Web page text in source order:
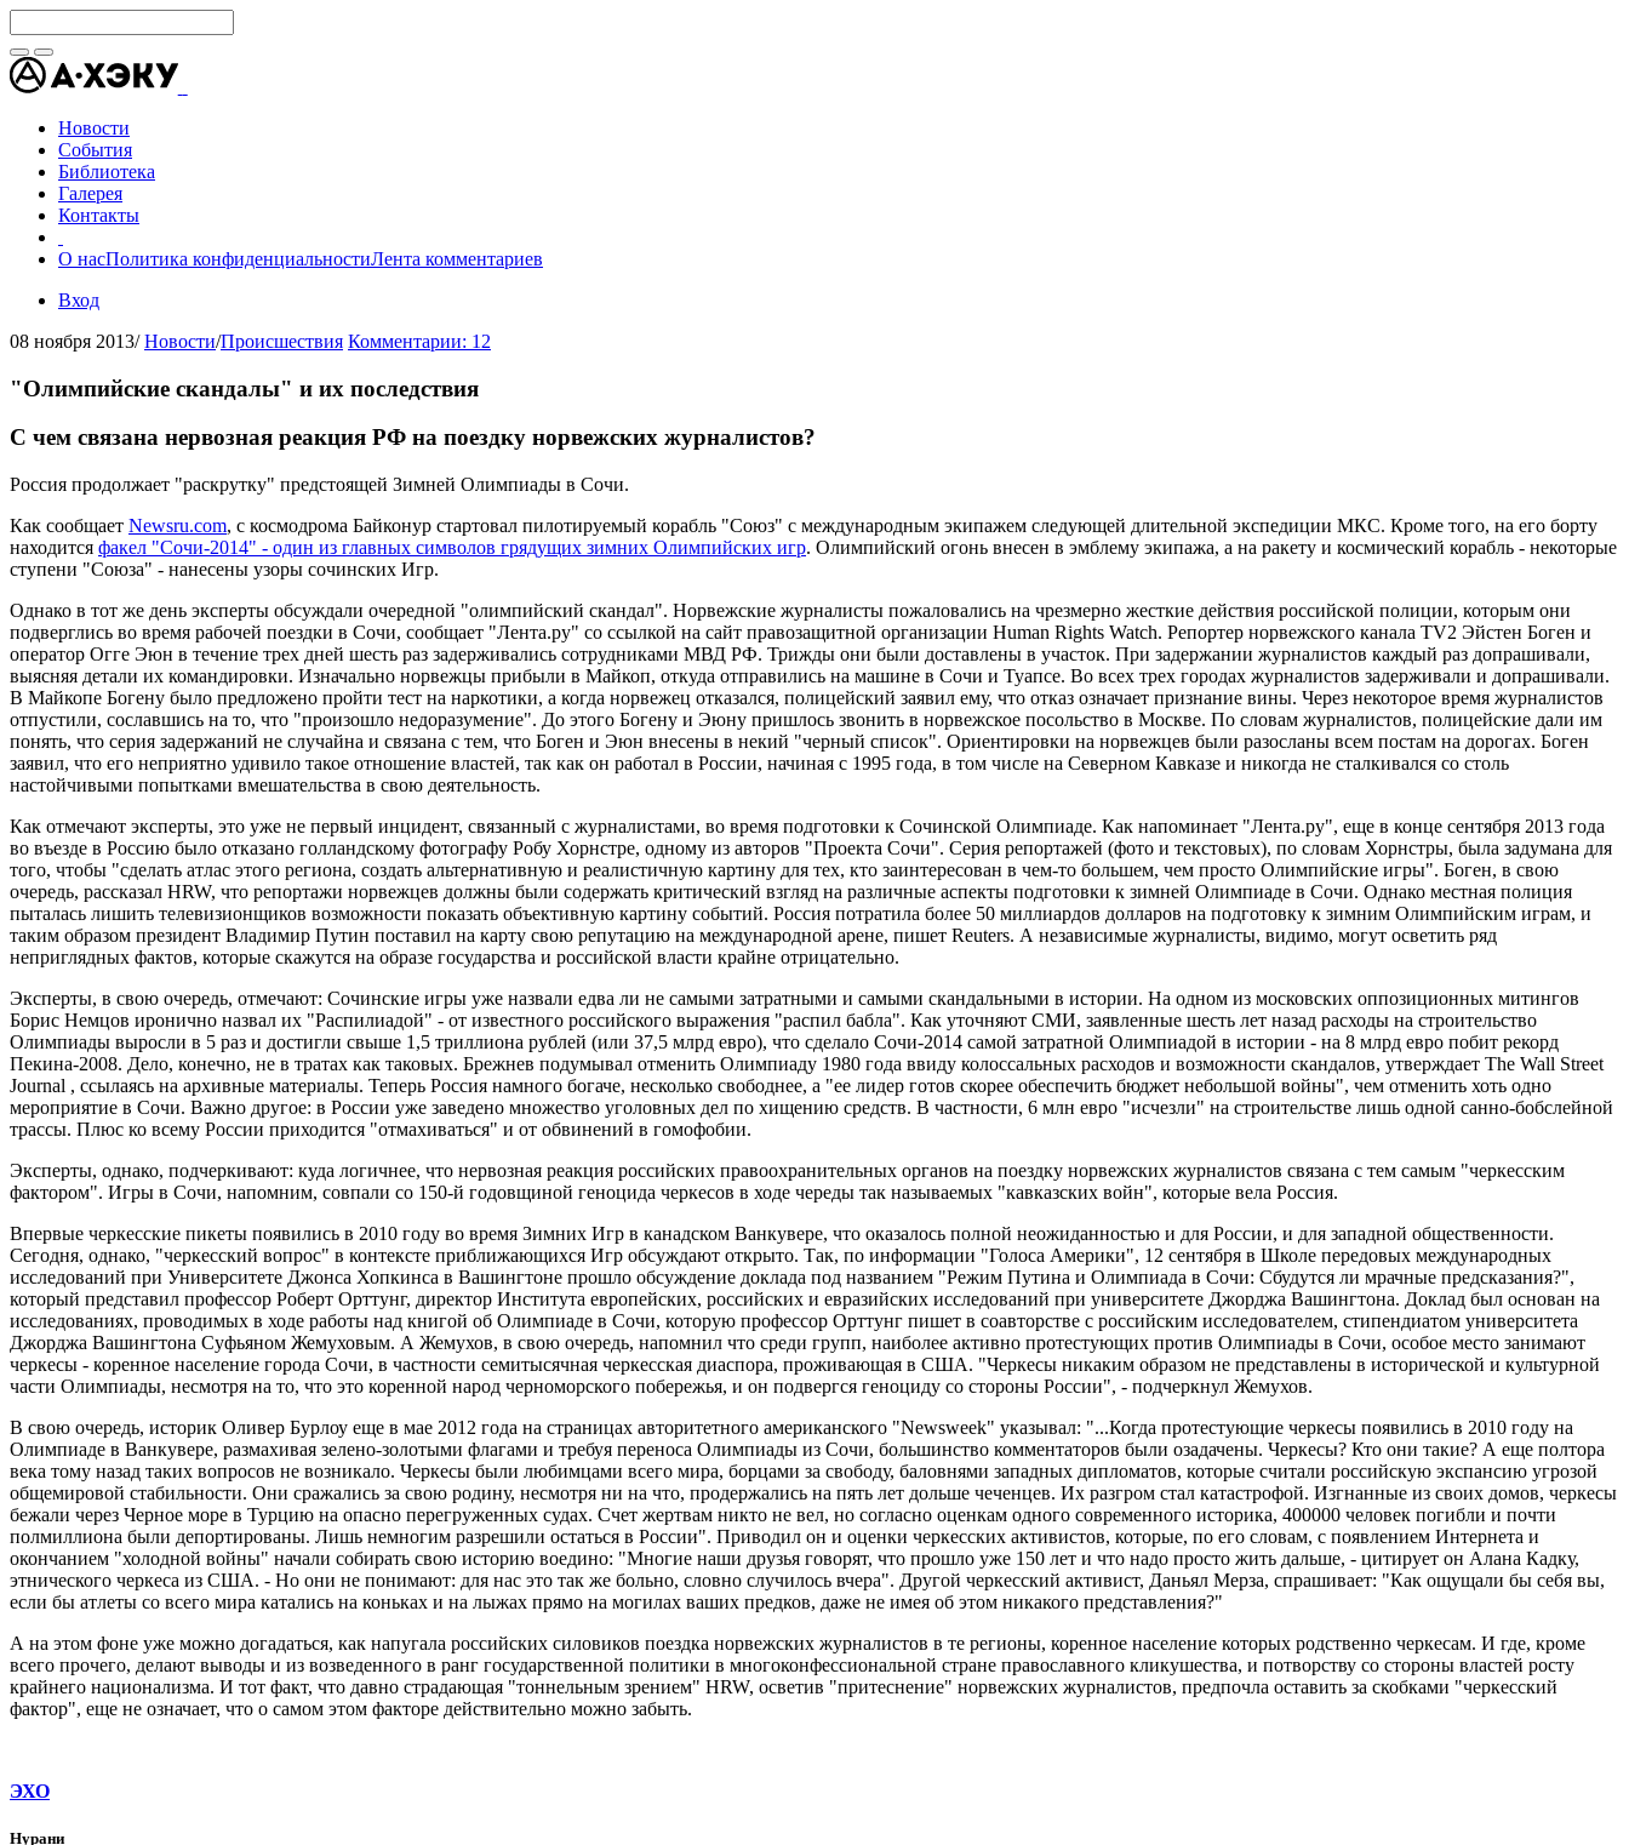
Новости
События
Библиотека
Галерея
Контакты
О насПолитика конфиденциальностиЛента комментариев
Вход
08 ноября 2013/ Новости/Происшествия Комментарии: 12
"Олимпийские скандалы" и их последствия
С чем связана нервозная реакция РФ на поездку норвежских журналистов?
Россия продолжает "раскрутку" предстоящей Зимней Олимпиады в Сочи.
Как сообщает Newsru.com, с космодрома Байконур стартовал пилотируемый корабль "Союз" с международным экипажем следующей длительной экспедиции МКС. Кроме того, на его борту
находится факел "Сочи-2014" - один из главных символов грядущих зимних Олимпийских игр. Олимпийский огонь внесен в эмблему экипажа, а на ракету и космический корабль - некоторые
ступени "Союза" - нанесены узоры сочинских Игр.
Однако в тот же день эксперты обсуждали очередной "олимпийский скандал". Норвежские журналисты пожаловались на чрезмерно жесткие действия российской полиции, которым они
подверглись во время рабочей поездки в Сочи, сообщает "Лента.ру" со ссылкой на сайт правозащитной организации Human Rights Watch. Репортер норвежского канала TV2 Эйстен Боген и
оператор Огге Эюн в течение трех дней шесть раз задерживались сотрудниками МВД РФ. Трижды они были доставлены в участок. При задержании журналистов каждый раз допрашивали,
выясняя детали их командировки. Изначально норвежцы прибыли в Майкоп, откуда отправились на машине в Сочи и Туапсе. Во всех трех городах журналистов задерживали и допрашивали.
В Майкопе Богену было предложено пройти тест на наркотики, а когда норвежец отказался, полицейский заявил ему, что отказ означает признание вины. Через некоторое время журналистов
отпустили, сославшись на то, что "произошло недоразумение". До этого Богену и Эюну пришлось звонить в норвежское посольство в Москве. По словам журналистов, полицейские дали им
понять, что серия задержаний не случайна и связана с тем, что Боген и Эюн внесены в некий "черный список". Ориентировки на норвежцев были разосланы всем постам на дорогах. Боген
заявил, что его неприятно удивило такое отношение властей, так как он работал в России, начиная с 1995 года, в том числе на Северном Кавказе и никогда не сталкивался со столь
настойчивыми попытками вмешательства в свою деятельность.
Как отмечают эксперты, это уже не первый инцидент, связанный с журналистами, во время подготовки к Сочинской Олимпиаде. Как напоминает "Лента.ру", еще в конце сентября 2013 года
во въезде в Россию было отказано голландскому фотографу Робу Хорнстре, одному из авторов "Проекта Сочи". Серия репортажей (фото и текстовых), по словам Хорнстры, была задумана для
того, чтобы "сделать атлас этого региона, создать альтернативную и реалистичную картину для тех, кто заинтересован в чем-то большем, чем просто Олимпийские игры". Боген, в свою
очередь, рассказал HRW, что репортажи норвежцев должны были содержать критический взгляд на различные аспекты подготовки к зимней Олимпиаде в Сочи. Однако местная полиция
пыталась лишить телевизионщиков возможности показать объективную картину событий. Россия потратила более 50 миллиардов долларов на подготовку к зимним Олимпийским играм, и
таким образом президент Владимир Путин поставил на карту свою репутацию на международной арене, пишет Reuters. А независимые журналисты, видимо, могут осветить ряд
неприглядных фактов, которые скажутся на образе государства и российской власти крайне отрицательно.
Эксперты, в свою очередь, отмечают: Сочинские игры уже назвали едва ли не самыми затратными и самыми скандальными в истории. На одном из московских оппозиционных митингов
Борис Немцов иронично назвал их "Распилиадой" - от известного российского выражения "распил бабла". Как уточняют СМИ, заявленные шесть лет назад расходы на строительство
Олимпиады выросли в 5 раз и достигли свыше 1,5 триллиона рублей (или 37,5 млрд евро), что сделало Сочи-2014 самой затратной Олимпиадой в истории - на 8 млрд евро побит рекорд
Пекина-2008. Дело, конечно, не в тратах как таковых. Брежнев подумывал отменить Олимпиаду 1980 года ввиду колоссальных расходов и возможности скандалов, утверждает The Wall Street
Journal , ссылаясь на архивные материалы. Теперь Россия намного богаче, несколько свободнее, а "ее лидер готов скорее обеспечить бюджет небольшой войны", чем отменить хоть одно
мероприятие в Сочи. Важно другое: в России уже заведено множество уголовных дел по хищению средств. В частности, 6 млн евро "исчезли" на строительстве лишь одной санно-бобслейной
трассы. Плюс ко всему России приходится "отмахиваться" и от обвинений в гомофобии.
Эксперты, однако, подчеркивают: куда логичнее, что нервозная реакция российских правоохранительных органов на поездку норвежских журналистов связана с тем самым "черкесским
фактором". Игры в Сочи, напомним, совпали со 150-й годовщиной геноцида черкесов в ходе череды так называемых "кавказских войн", которые вела Россия.
Впервые черкесские пикеты появились в 2010 году во время Зимних Игр в канадском Ванкувере, что оказалось полной неожиданностью и для России, и для западной общественности.
Сегодня, однако, "черкесский вопрос" в контексте приближающихся Игр обсуждают открыто. Так, по информации "Голоса Америки", 12 сентября в Школе передовых международных
исследований при Университете Джонса Хопкинса в Вашингтоне прошло обсуждение доклада под названием "Режим Путина и Олимпиада в Сочи: Сбудутся ли мрачные предсказания?",
который представил профессор Роберт Орттунг, директор Института европейских, российских и евразийских исследований при университете Джорджа Вашингтона. Доклад был основан на
исследованиях, проводимых в ходе работы над книгой об Олимпиаде в Сочи, которую профессор Орттунг пишет в соавторстве с российским исследователем, стипендиатом университета
Джорджа Вашингтона Суфьяном Жемуховым. А Жемухов, в свою очередь, напомнил что среди групп, наиболее активно протестующих против Олимпиады в Сочи, особое место занимают
черкесы - коренное население города Сочи, в частности семитысячная черкесская диаспора, проживающая в США. "Черкесы никаким образом не представлены в исторической и культурной
части Олимпиады, несмотря на то, что это коренной народ черноморского побережья, и он подвергся геноциду со стороны России", - подчеркнул Жемухов.
В свою очередь, историк Оливер Бурлоу еще в мае 2012 года на страницах авторитетного американского "Newsweek" указывал: "...Когда протестующие черкесы появились в 2010 году на
Олимпиаде в Ванкувере, размахивая зелено-золотыми флагами и требуя переноса Олимпиады из Сочи, большинство комментаторов были озадачены. Черкесы? Кто они такие? А еще полтора
века тому назад таких вопросов не возникало. Черкесы были любимцами всего мира, борцами за свободу, баловнями западных дипломатов, которые считали российскую экспансию угрозой
общемировой стабильности. Они сражались за свою родину, несмотря ни на что, продержались на пять лет дольше чеченцев. Их разгром стал катастрофой. Изгнанные из своих домов, черкесы
бежали через Черное море в Турцию на опасно перегруженных судах. Счет жертвам никто не вел, но согласно оценкам одного современного историка, 400000 человек погибли и почти
полмиллиона были депортированы. Лишь немногим разрешили остаться в России". Приводил он и оценки черкесских активистов, которые, по его словам, с появлением Интернета и
окончанием "холодной войны" начали собирать свою историю воедино: "Многие наши друзья говорят, что прошло уже 150 лет и что надо просто жить дальше, - цитирует он Алана Кадку,
этнического черкеса из США. - Но они не понимают: для нас это так же больно, словно случилось вчера". Другой черкесский активист, Даньял Мерза, спрашивает: "Как ощущали бы себя вы,
если бы атлеты со всего мира катались на коньках и на лыжах прямо на могилах ваших предков, даже не имея об этом никакого представления?"
А на этом фоне уже можно догадаться, как напугала российских силовиков поездка норвежских журналистов в те регионы, коренное население которых родственно черкесам. И где, кроме
всего прочего, делают выводы и из возведенного в ранг государственной политики в многоконфессиональной стране православного кликушества, и потворству со стороны властей росту
крайнего национализма. И тот факт, что давно страдающая "тоннельным зрением" HRW, осветив "притеснение" норвежских журналистов, предпочла оставить за скобками "черкесский
фактор", еще не означает, что о самом этом факторе действительно можно забыть.
ЭХО
Нурани